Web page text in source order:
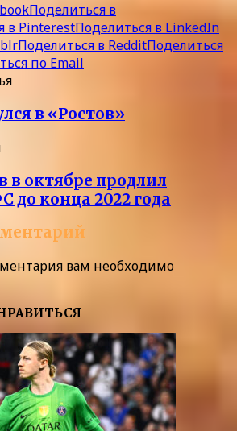
Поделиться в
в PinterestПоделиться в LinkedIn
Поделиться в RedditПоделиться
по Email
в «Ростов»
в октябре продлил
до конца 2022 года
вам необходимо